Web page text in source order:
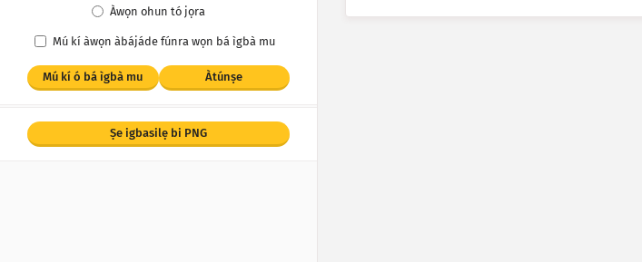
Àwọn ohun tó jọra
Mú kí àwọn àbájáde fúnra wọn bá ìgbà mu
Mú kí ó bá ìgbà mu Àtúnṣe
Ṣe igbasilẹ bi PNG